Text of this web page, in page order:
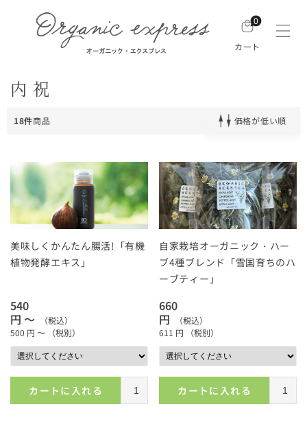
0
カート
内祝
18件商品 価格が低い順
美味しくかんたん腸活!「有機
植物発酵エキス」
540
円 ～
（税込）
500 円 ～ （税別）
カートに入れる
自家栽培オーガニック・ハー
ブ4種ブレンド「雪国育ちのハ
ーブティー」
660
円
（税込）
611 円 （税別）
カートに入れる